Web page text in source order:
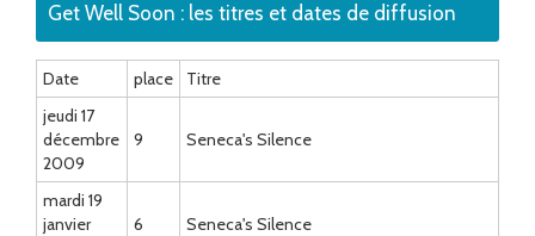
Get Well Soon : les titres et dates de diffusion
Date place
Titre
jeudi 17
décembre
2009
9 Seneca's Silence
mardi 19
janvier
6 Seneca's Silence